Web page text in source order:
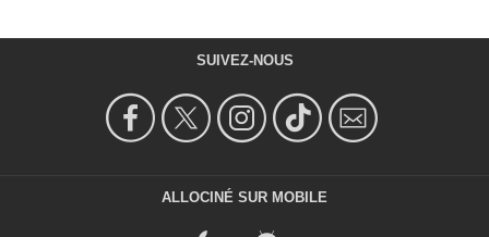
SUIVEZ-NOUS
ALLOCINÉ SUR MOBILE